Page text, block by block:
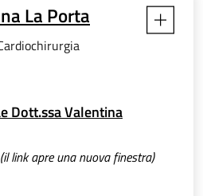
La Porta
Dott.ssa Valentina
(il link apre una nuova finestra)